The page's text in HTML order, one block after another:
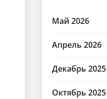
Май 2026
Апрель 2026
Декабрь 2025
Октябрь 2025